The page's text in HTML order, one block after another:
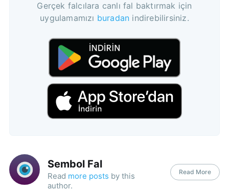
Gerçek falcılara canlı fal baktırmak için
uygulamamızı buradan indirebilirsiniz.
Sembol Fal
Read more posts by this
author.
Read More